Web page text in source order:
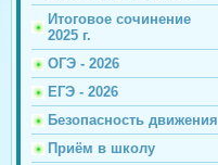
Итоговое сочинение
2025 г.
ОГЭ - 2026
ЕГЭ - 2026
Безопасность движения
Приём в школу